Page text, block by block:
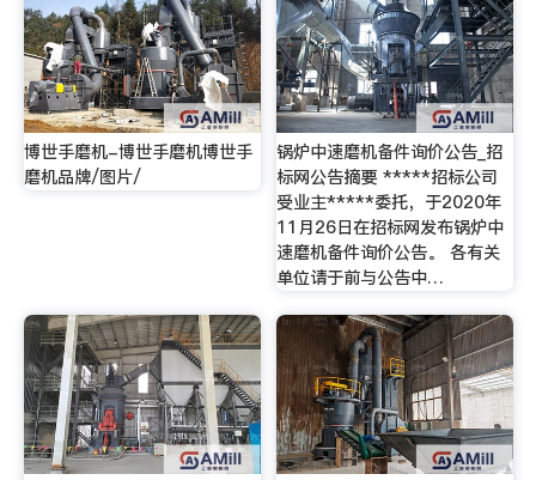
博世手磨机-博世手磨机博世手
磨机品牌/图片/
锅炉中速磨机备件询价公告_招
标网公告摘要 *****招标公司
受业主*****委托，于2020年
11月26日在招标网发布锅炉中
速磨机备件询价公告。 各有关
单位请于前与公告中…